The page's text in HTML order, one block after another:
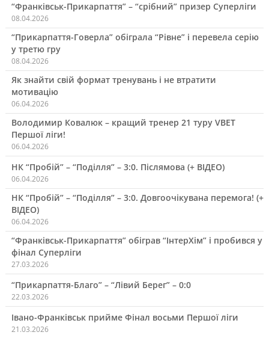
“Франківськ-Прикарпаття” – “срібний” призер Суперліги
08.04.2026
“Прикарпаття-Говерла” обіграла “Рівне” і перевела серію
у третю гру
08.04.2026
Як знайти свій формат тренувань і не втратити
мотивацію
06.04.2026
Володимир Ковалюк – кращий тренер 21 туру VBET
Першої ліги!
06.04.2026
НК “Пробій” – “Поділля” – 3:0. Післямова (+ ВІДЕО)
06.04.2026
НК “Пробій” – “Поділля” – 3:0. Довгоочікувана перемога! (+
ВІДЕО)
06.04.2026
“Франківськ-Прикарпаття” обіграв “ІнтерХім” і пробився у
фінал Суперліги
27.03.2026
“Прикарпаття-Благо” – “Лівий Берег” – 0:0
22.03.2026
Івано-Франківськ прийме Фінал восьми Першої ліги
21.03.2026